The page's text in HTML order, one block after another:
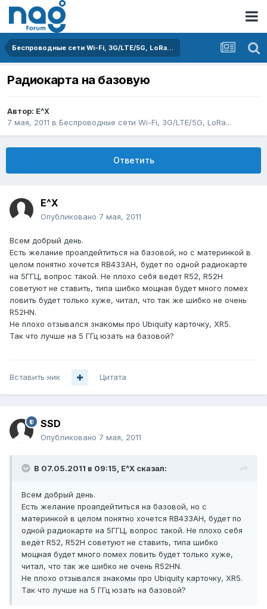
Беспроводные сети Wi-Fi, 3G/LTE/5G, LoRa...
Радиокарта на базовую
Автор: E^X
7 мая, 2011 в Беспроводные сети Wi-Fi, 3G/LTE/5G, LoRa...
Ответить
E^X
Опубликовано 7 мая, 2011
Всем добрый день.
Есть желание проапдейтиться на базовой, но с материнкой в
целом понятно хочется RB433AH, будет по одной радиокарте
на 5ГГЦ, вопрос такой. Не плохо себя ведёт R52, R52H
советуют не ставить, типа шибко мощная будет много помех
ловить будет только хуже, читал, что так же шибко не очень
R52HN.
Не плохо отзывался знакомы про Ubiquity карточку, XR5.
Так что лучше на 5 ГГц юзать на базовой?
Вставить ник Цитата
SSD
Опубликовано 7 мая, 2011
В 07.05.2011 в 09:15, E^X сказал:
Всем добрый день.
Есть желание проапдейтиться на базовой, но с
материнкой в целом понятно хочется RB433AH, будет по
одной радиокарте на 5ГГЦ, вопрос такой. Не плохо себя
ведёт R52, R52H советуют не ставить, типа шибко
мощная будет много помех ловить будет только хуже,
читал, что так же шибко не очень R52HN.
Не плохо отзывался знакомы про Ubiquity карточку, XR5.
Так что лучше на 5 ГГц юзать на базовой?